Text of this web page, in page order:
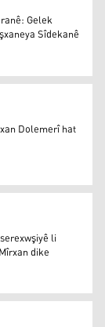
Gelek
Sîdekanê
Dolemerî hat
li
dike